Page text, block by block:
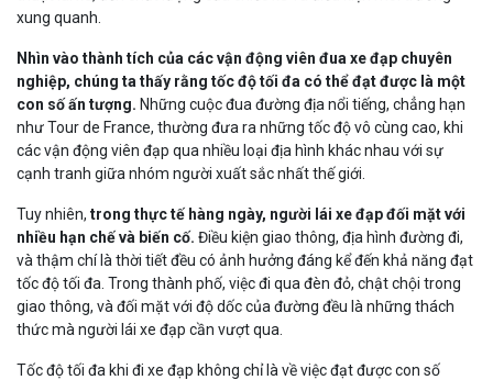
xung quanh.
Nhìn vào thành tích của các vận động viên đua xe đạp chuyên
nghiệp, chúng ta thấy rằng tốc độ tối đa có thể đạt được là một
con số ấn tượng. Những cuộc đua đường địa nổi tiếng, chẳng hạn
như Tour de France, thường đưa ra những tốc độ vô cùng cao, khi
các vận động viên đạp qua nhiều loại địa hình khác nhau với sự
cạnh tranh giữa nhóm người xuất sắc nhất thế giới.
Tuy nhiên, trong thực tế hàng ngày, người lái xe đạp đối mặt với
nhiều hạn chế và biến cố. Điều kiện giao thông, địa hình đường đi,
và thậm chí là thời tiết đều có ảnh hưởng đáng kể đến khả năng đạt
tốc độ tối đa. Trong thành phố, việc đi qua đèn đỏ, chật chội trong
giao thông, và đối mặt với độ dốc của đường đều là những thách
thức mà người lái xe đạp cần vượt qua.
Tốc độ tối đa khi đi xe đạp không chỉ là về việc đạt được con số